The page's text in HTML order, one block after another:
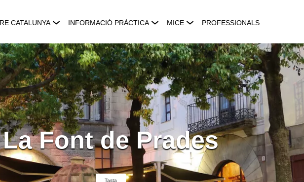
CATALUNYA INFORMACIÓ PRÀCTICA MICE PROFESSIONALS
La Font de Prades
Tasta